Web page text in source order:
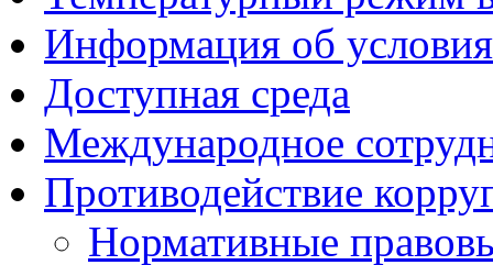
Информация об
Доступная среда
Международное
Противодействие
Нормативные